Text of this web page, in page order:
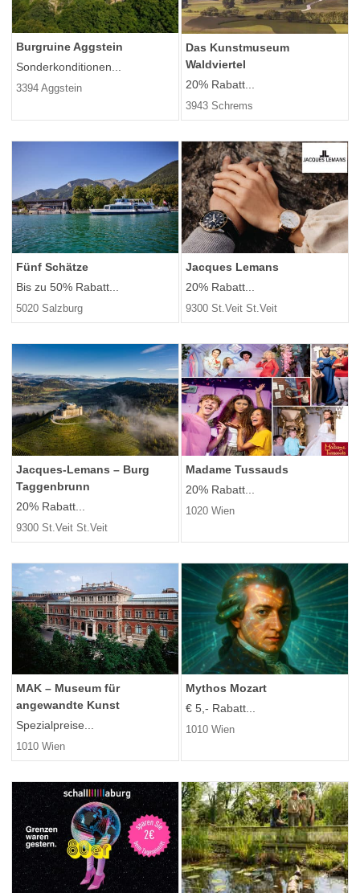
Burgruine Aggstein
Sonderkonditionen...
3394 Aggstein
Das Kunstmuseum
Waldviertel
20% Rabatt...
3943 Schrems
Fünf Schätze
Bis zu 50% Rabatt...
5020 Salzburg
Jacques Lemans
20% Rabatt...
9300 St.Veit St.Veit
Jacques-Lemans – Burg
Taggenbrunn
20% Rabatt...
9300 St.Veit St.Veit
Madame Tussauds
20% Rabatt...
1020 Wien
MAK – Museum für
angewandte Kunst
Spezialpreise...
1010 Wien
Mythos Mozart
€ 5,- Rabatt...
1010 Wien